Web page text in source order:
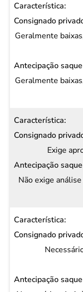
Geralmente
Geralmente
Exige
Não exige